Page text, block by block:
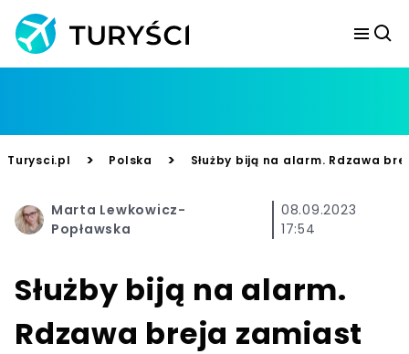
Turysci.pl > Polska > Służby biją na alarm. Rdzawa
Marta Lewkowicz-
Popławska
08.09.2023
17:54
Służby biją na alarm.
Rdzawa breja zamiast